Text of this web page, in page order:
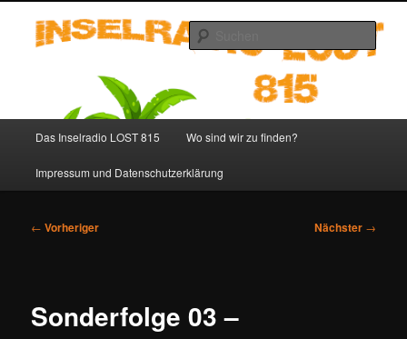
primären
Inselradio LOST 815 – LOST
Podcast deutsch
Das Inselradio LOST 815 Wo sind wir zu finden?
Impressum und Datenschutzerklärung
Beitragsnavigation
← Vorheriger Nächster →
Sonderfolge 03 –